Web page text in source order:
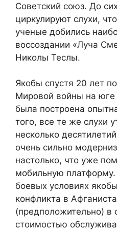
Советский союз. До
циркулируют слухи,
ученые добились
воссоздании «Луча
Николы Теслы.
Якобы спустя 20 лет
Мировой войны на юге
была построена
того, все те же слухи
несколько
очень сильно
настолько, что уже
мобильную
боевых условиях
конфликта в
(предположительно) в
стоимостью